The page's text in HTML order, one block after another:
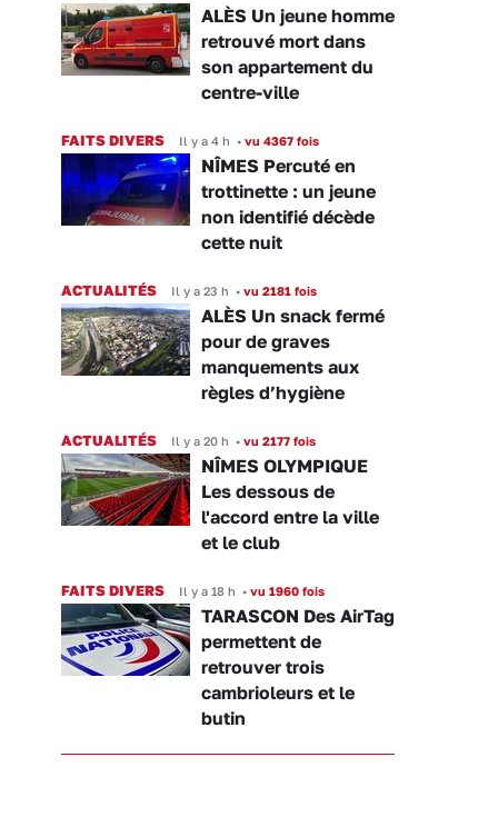
ALÈS Un jeune homme
retrouvé mort dans
son appartement du
centre-ville
FAITS DIVERS Il y a 4 h • vu 4367 fois
NÎMES Percuté en
trottinette : un jeune
non identifié décède
cette nuit
ACTUALITÉS Il y a 23 h • vu 2181 fois
ALÈS Un snack fermé
pour de graves
manquements aux
règles d’hygiène
ACTUALITÉS Il y a 20 h • vu 2177 fois
NÎMES OLYMPIQUE
Les dessous de
l'accord entre la ville
et le club
FAITS DIVERS Il y a 18 h • vu 1960 fois
TARASCON Des AirTag
permettent de
retrouver trois
cambrioleurs et le
butin